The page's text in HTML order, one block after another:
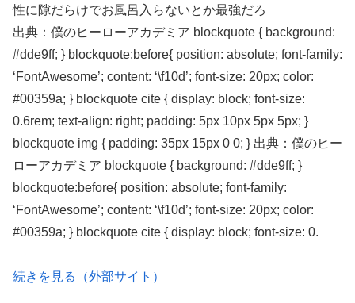
性に隙だらけでお風呂入らないとか最強だろ
出典：僕のヒーローアカデミア blockquote { background:
#dde9ff; } blockquote:before{ position: absolute; font-family:
‘FontAwesome’; content: ‘\f10d’; font-size: 20px; color:
#00359a; } blockquote cite { display: block; font-size:
0.6rem; text-align: right; padding: 5px 10px 5px 5px; }
blockquote img { padding: 35px 15px 0 0; } 出典：僕のヒー
ローアカデミア blockquote { background: #dde9ff; }
blockquote:before{ position: absolute; font-family:
‘FontAwesome’; content: ‘\f10d’; font-size: 20px; color:
#00359a; } blockquote cite { display: block; font-size: 0.
続きを見る（外部サイト）